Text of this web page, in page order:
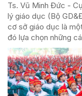
Ts. Vũ Minh Đức -
lý giáo dục (Bộ
cơ sở giáo dục là
đó lựa chọn những